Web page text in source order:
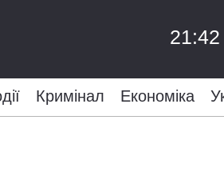
21:42
Кримінал Економіка